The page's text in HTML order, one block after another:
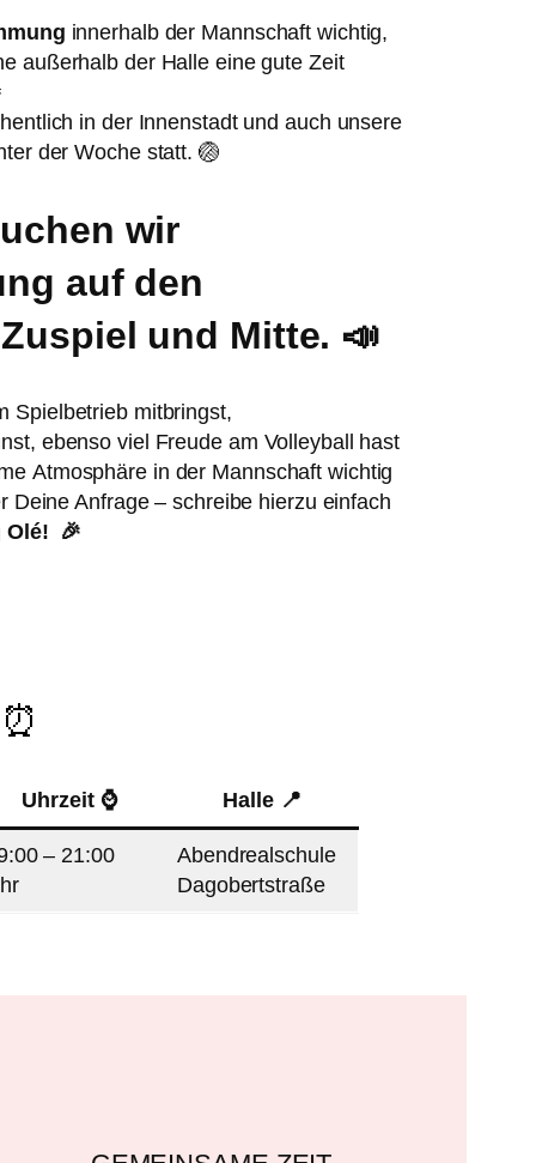
innerhalb der Mannschaft wichtig,
außerhalb der Halle eine gute Zeit
in der Innenstadt und auch unsere
der Woche statt. 🏐
wir
auf den
und Mitte. 📣
Spielbetrieb mitbringst,
ebenso viel Freude am Volleyball hast
Atmosphäre in der Mannschaft wichtig
Deine Anfrage – schreibe hierzu einfach
Olé! 🎉
Uhrzeit ⌚️ Halle 📍
– 21:00
Abendrealschule
Dagobertstraße